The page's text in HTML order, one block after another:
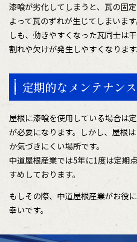
漆喰が劣化してしまうと、瓦の固
よって瓦のずれが生じてしまいま
しも、動きやすくなった瓦同士は
割れや欠けが発生しやすくなりま
定期的なメンテナンス
屋根に漆喰を使用している場合は
が必要になります。しかし、屋根
か気づきにくい場所です。
中道屋根産業では5年に1度は定期
すめしております。
もしその際、中道屋根産業がお役
幸いです。